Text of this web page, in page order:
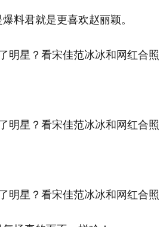
料君就是更喜欢赵丽颖。